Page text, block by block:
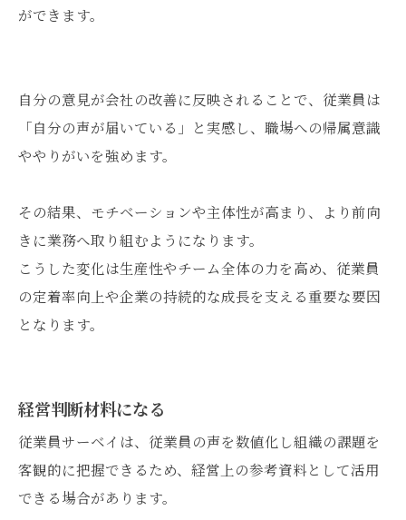
ができます。
自分の意見が会社の改善に反映されることで、従業員は
「自分の声が届いている」と実感し、職場への帰属意識
ややりがいを強めます。
その結果、モチベーションや主体性が高まり、より前向
きに業務へ取り組むようになります。
こうした変化は生産性やチーム全体の力を高め、従業員
の定着率向上や企業の持続的な成長を支える重要な要因
となります。
経営判断材料になる
従業員サーベイは、従業員の声を数値化し組織の課題を
客観的に把握できるため、経営上の参考資料として活用
できる場合があります。